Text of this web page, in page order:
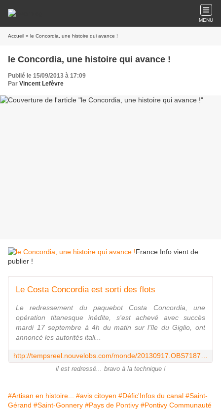
MENU
Accueil » le Concordia, une histoire qui avance !
le Concordia, une histoire qui avance !
Publié le 15/09/2013 à 17:09
Par Vincent Lefèvre
France Info vient de
publier !
Le Costa Concordia est sorti des flots
Le redressement du paquebot Costa Concordia, une
opération titanesque inédite, s'est achevé avec succès
mardi 17 septembre à 4h du matin sur l'île du Giglio, ont
annoncé les autorités itali...
il est redressé... bravo à la technique !
#Artisan en histoire... #avis citoyen #Défic'Infos du canal #Saint-
Gérand #Saint-Gonnery #Pays de Pontivy #Pontivy Communauté